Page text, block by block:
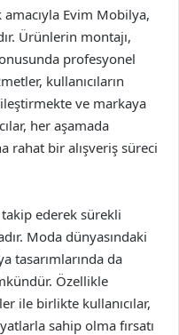
Evim Mobilya,
Ürünlerin montajı,
profesyonel
kullanıcıların
ve markaya
her aşamada
rahat bir alışveriş süreci
ederek sürekli
Moda dünyasındaki
tasarımlarında da
Özellikle
ile birlikte kullanıcılar,
sahip olma fırsatı